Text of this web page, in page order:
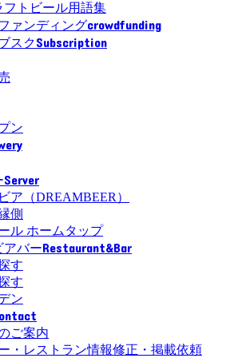
フトビール用語集
ァンディングcrowdfunding
スクSubscription
ン
Server
ア（DREAMBEER）
側
ル ホームタップ
アバーRestaurant&Bar
す
す
ン
ご案内
・レストラン情報修正・掲載依頼